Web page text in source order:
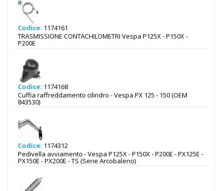
Codice: 1174161
TRASMISSIONE CONTACHILOMETRI Vespa P125X - P150X -
P200E
Codice: 1174168
Cuffia raffreddamento cilindro - Vespa PX 125 - 150 (OEM
843530)
Codice: 1174312
Pedivella avviamento - Vespa P125X - P150X - P200E - PX125E -
PX150E - PX200E - TS (Serie Arcobaleno)